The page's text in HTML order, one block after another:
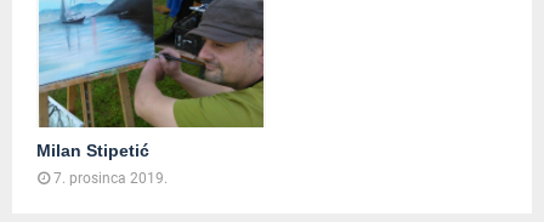
Milan Stipetić
7. prosinca 2019.